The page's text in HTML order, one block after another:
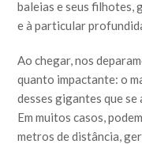
baleias e seus filhotes,
e à particular
Ao chegar, nos
quanto impactante: o
desses gigantes que
Em muitos casos,
metros de distância,